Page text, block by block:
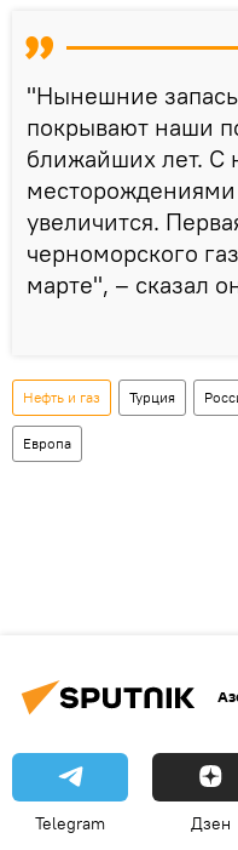
"Нынешние
покрывают наши
ближайших лет. С
увеличится.
черноморского
марте", – сказал
Нефть и газ Турция
Европа
Telegram Дзен